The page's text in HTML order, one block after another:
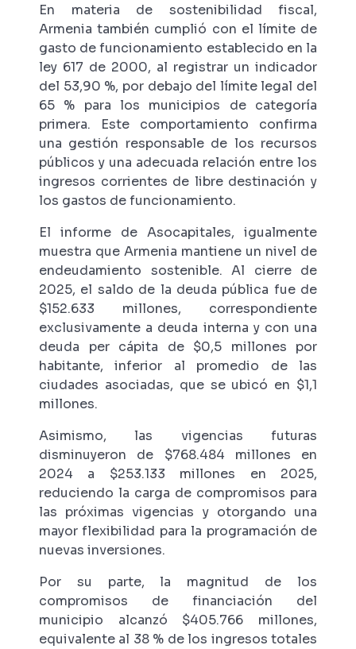
En materia de sostenibilidad fiscal,
Armenia también cumplió con el límite de
gasto de funcionamiento establecido en la
ley 617 de 2000, al registrar un indicador
del 53,90 %, por debajo del límite legal del
65 % para los municipios de categoría
primera. Este comportamiento confirma
una gestión responsable de los recursos
públicos y una adecuada relación entre los
ingresos corrientes de libre destinación y
los gastos de funcionamiento.
El informe de Asocapitales, igualmente
muestra que Armenia mantiene un nivel de
endeudamiento sostenible. Al cierre de
2025, el saldo de la deuda pública fue de
$152.633 millones, correspondiente
exclusivamente a deuda interna y con una
deuda per cápita de $0,5 millones por
habitante, inferior al promedio de las
ciudades asociadas, que se ubicó en $1,1
millones.
Asimismo, las vigencias futuras
disminuyeron de $768.484 millones en
2024 a $253.133 millones en 2025,
reduciendo la carga de compromisos para
las próximas vigencias y otorgando una
mayor flexibilidad para la programación de
nuevas inversiones.
Por su parte, la magnitud de los
compromisos de financiación del
municipio alcanzó $405.766 millones,
equivalente al 38 % de los ingresos totales